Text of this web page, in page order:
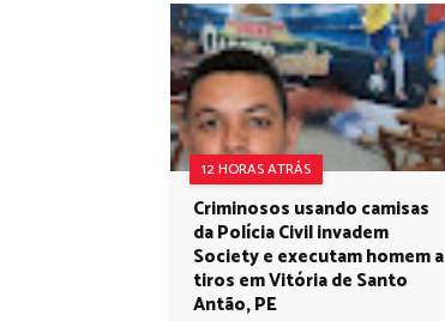
12 HORAS ATRÁS
Criminosos usando camisas
da Polícia Civil invadem
Society e executam homem a
tiros em Vitória de Santo
Antão, PE